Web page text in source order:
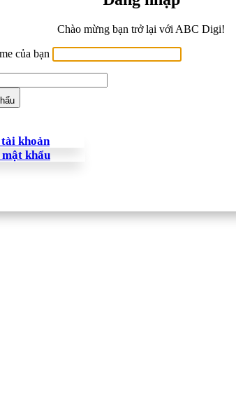
Chào mừng bạn trở lại với ABC Digi!
của bạn
khoản
khẩu